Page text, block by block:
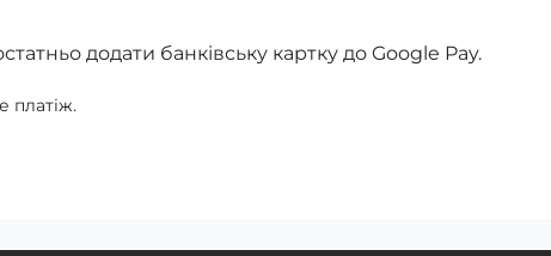
додати банківську картку до Google Pay.
платіж.